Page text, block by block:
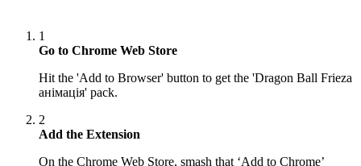
1
Go to Chrome Web Store
Hit the 'Add to Browser' button to get the 'Dragon Ball Frieza
анімація' pack.
2
Add the Extension
On the Chrome Web Store, smash that ‘Add to Chrome’